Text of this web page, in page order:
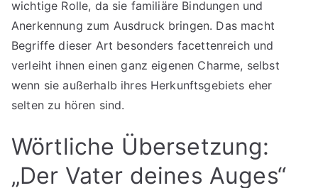
wichtige Rolle, da sie familiäre Bindungen und
Anerkennung zum Ausdruck bringen. Das macht
Begriffe dieser Art besonders facettenreich und
verleiht ihnen einen ganz eigenen Charme, selbst
wenn sie außerhalb ihres Herkunftsgebiets eher
selten zu hören sind.
Wörtliche Übersetzung:
„Der Vater deines Auges“